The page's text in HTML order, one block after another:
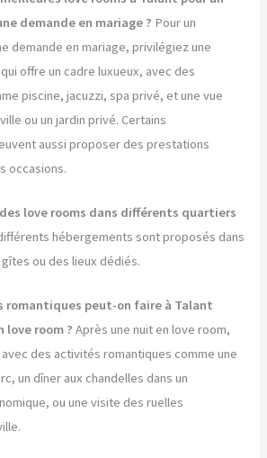
demande en mariage ? Pour un
demande en mariage, privilégiez une
offre un cadre luxueux, avec des
piscine, jacuzzi, spa privé, et une vue
ou un jardin privé. Certains
aussi proposer des prestations
occasions.
love rooms dans différents quartiers
hébergements sont proposés dans
ou des lieux dédiés.
romantiques peut-on faire à Talant
love room ? Après une nuit en love room,
des activités romantiques comme une
un dîner aux chandelles dans un
ou une visite des ruelles